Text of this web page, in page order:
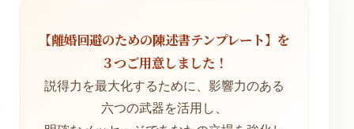
【離婚回避のための陳述書テンプレート】を
３つご用意しました！
説得力を最大化するために、影響力のある
六つの武器を活用し、